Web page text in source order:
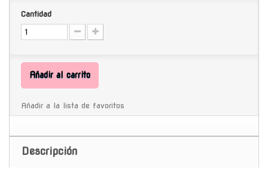
Cantidad
Añadir al carrito
Añadir a la lista de favoritos
Descripción